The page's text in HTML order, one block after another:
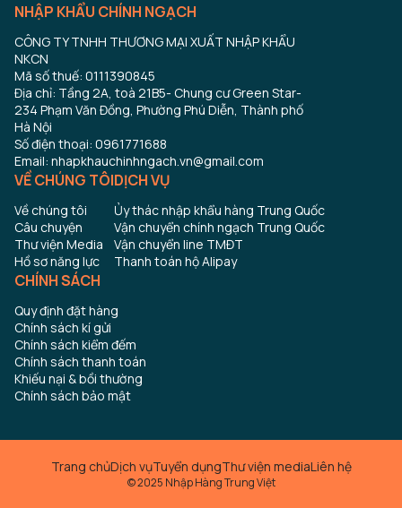
NHẬP KHẨU CHÍNH NGẠCH
CÔNG TY TNHH THƯƠNG MẠI XUẤT NHẬP KHẨU
NKCN
Mã số thuế: 0111390845
Địa chỉ: Tầng 2A, toà 21B5- Chung cư Green Star-
234 Phạm Văn Đồng, Phường Phú Diễn, Thành phố
Hà Nội
Số điện thoại: 0961771688
Email: nhapkhauchinhngach.vn@gmail.com
VỀ CHÚNG TÔI
Về chúng tôi
Câu chuyện
Thư viện Media
Hồ sơ năng lực
DỊCH VỤ
Ủy thác nhập khẩu hàng Trung Quốc
Vận chuyển chính ngạch Trung Quốc
Vận chuyển line TMĐT
Thanh toán hộ Alipay
CHÍNH SÁCH
Quy định đặt hàng
Chính sách kí gửi
Chính sách kiểm đếm
Chính sách thanh toán
Khiếu nại & bồi thường
Chính sách bảo mật
Trang chủDịch vụTuyển dụngThư viện mediaLiên hệ
© 2025 Nhập Hàng Trung Việt